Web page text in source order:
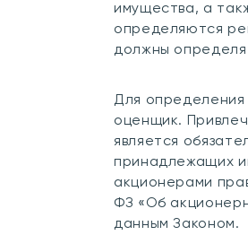
имущества, а
определяются
должны
Для определения
оценщик.
является
принадлежащих
акционерами
ФЗ «Об
данным Законом.